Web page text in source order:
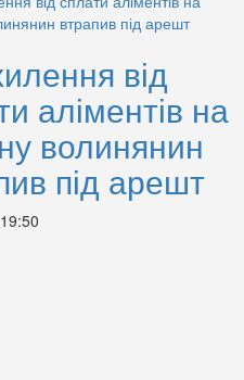
від
аліментів на
волинянин
під арешт